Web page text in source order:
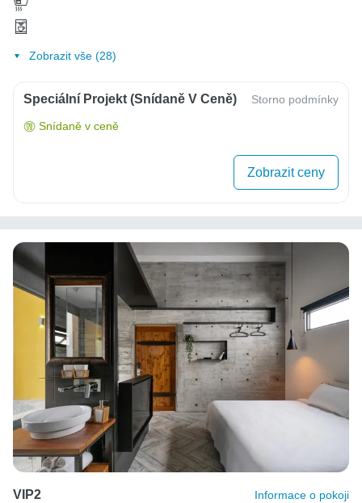
Zobrazit vše (28)
Speciální Projekt (snídaně V Ceně) Storno podmínky
Snídaně v ceně
Zobrazit ceny
VIP2 Informace o pokoji